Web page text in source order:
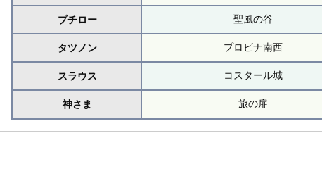
プチロー 聖風の谷
タツノン プロビナ南西
スラウス コスタール城
神さま 旅の扉